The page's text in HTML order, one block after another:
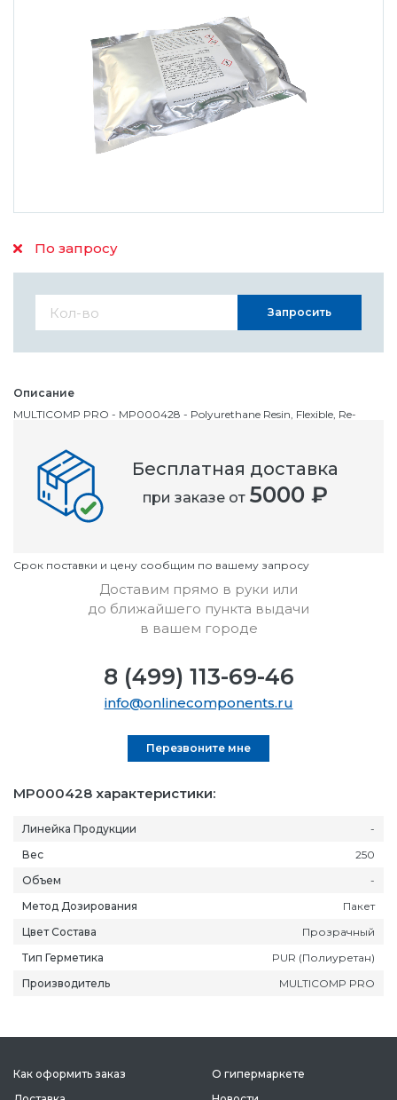
По запросу
Описание
MULTICOMP PRO - MP000428 - Polyurethane Resin, Flexible, Re-
Номенклатурный номер
OC3228905
Cрок поставки и цену сообщим по вашему запросу
Запросить
MP000428 характеристики:
Линейка Продукции
-
Вес
250
Объем
-
Метод Дозирования
Пакет
Цвет Состава
Прозрачный
Тип Герметика
PUR (Полиуретан)
Производитель
MULTICOMP PRO
Бесплатная доставка
при заказе от 5000 ₽
Доставим прямо в руки или
до ближайшего пункта выдачи
в вашем городе
8 (499) 113-69-46
info@onlinecomponents.ru
Перезвоните мне
Как оформить заказ
О гипермаркете